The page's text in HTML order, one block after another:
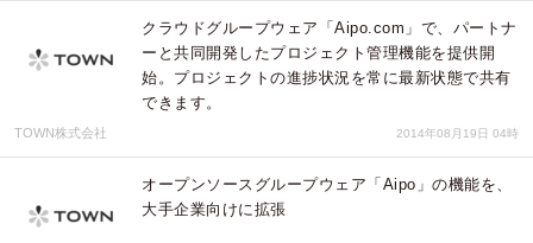
クラウドグループウェア「Aipo.com」で、パートナ
ーと共同開発したプロジェクト管理機能を提供開
始。プロジェクトの進捗状況を常に最新状態で共有
できます。
TOWN株式会社 2014年08月19日 04時
オープンソースグループウェア「Aipo」の機能を、
大手企業向けに拡張